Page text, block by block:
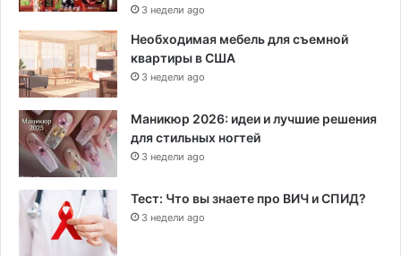
3 недели ago
Необходимая мебель для съемной
квартиры в США
3 недели ago
Маникюр 2026: идеи и лучшие решения
для стильных ногтей
3 недели ago
Тест: Что вы знаете про ВИЧ и СПИД?
3 недели ago